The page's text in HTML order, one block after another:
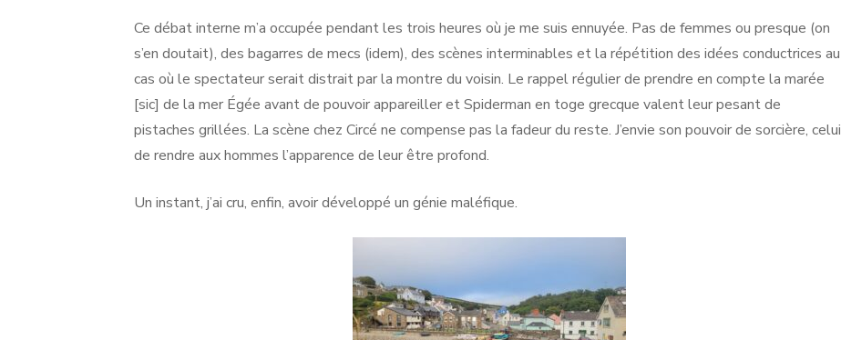
Ce débat interne m’a occupée pendant les trois heures où je me suis ennuyée. Pas de femmes ou presque (on
s’en doutait), des bagarres de mecs (idem), des scènes interminables et la répétition des idées conductrices au
cas où le spectateur serait distrait par la montre du voisin. Le rappel régulier de prendre en compte la marée
[sic] de la mer Égée avant de pouvoir appareiller et Spiderman en toge grecque valent leur pesant de
pistaches grillées. La scène chez Circé ne compense pas la fadeur du reste. J’envie son pouvoir de sorcière, celui
de rendre aux hommes l’apparence de leur être profond.
Un instant, j’ai cru, enfin, avoir développé un génie maléfique.